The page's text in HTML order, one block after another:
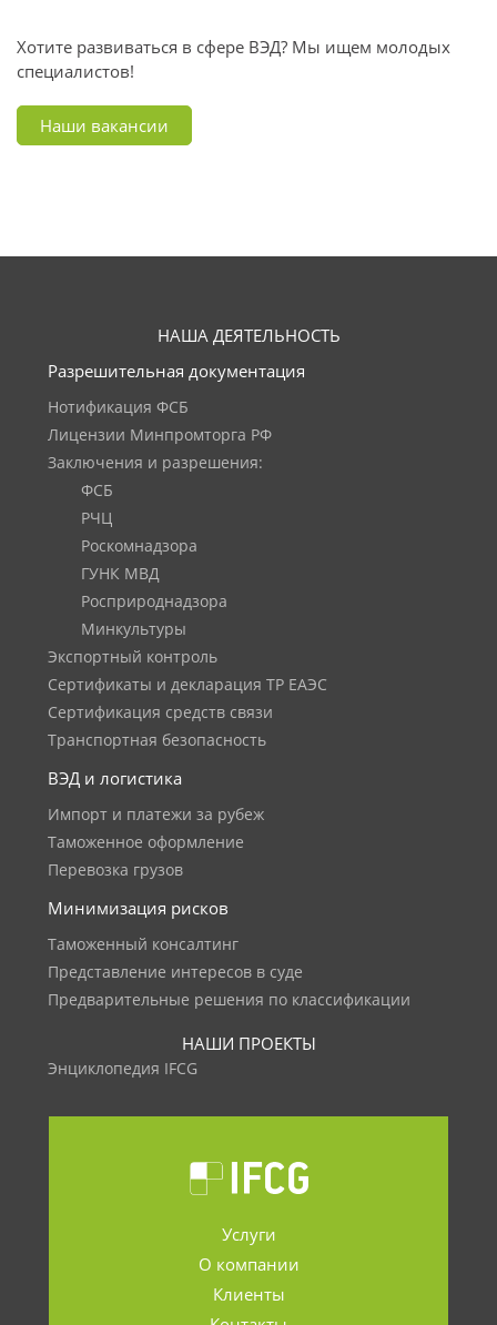
Хотите развиваться в сфере ВЭД? Мы ищем молодых
специалистов!
Наши вакансии
НАША ДЕЯТЕЛЬНОСТЬ
Разрешительная документация
Нотификация ФСБ
Лицензии Минпромторга РФ
Заключения и разрешения:
ФСБ
РЧЦ
Роскомнадзора
ГУНК МВД
Росприроднадзора
Минкультуры
Экспортный контроль
Сертификаты и декларация ТР ЕАЭС
Сертификация средств связи
Транспортная безопасность
ВЭД и логистика
Импорт и платежи за рубеж
Таможенное оформление
Перевозка грузов
Минимизация рисков
Таможенный консалтинг
Представление интересов в суде
Предварительные решения по классификации
НАШИ ПРОЕКТЫ
Энциклопедия IFCG
Услуги
О компании
Клиенты